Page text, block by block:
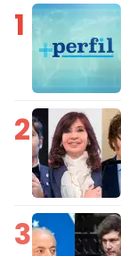
1
2
3